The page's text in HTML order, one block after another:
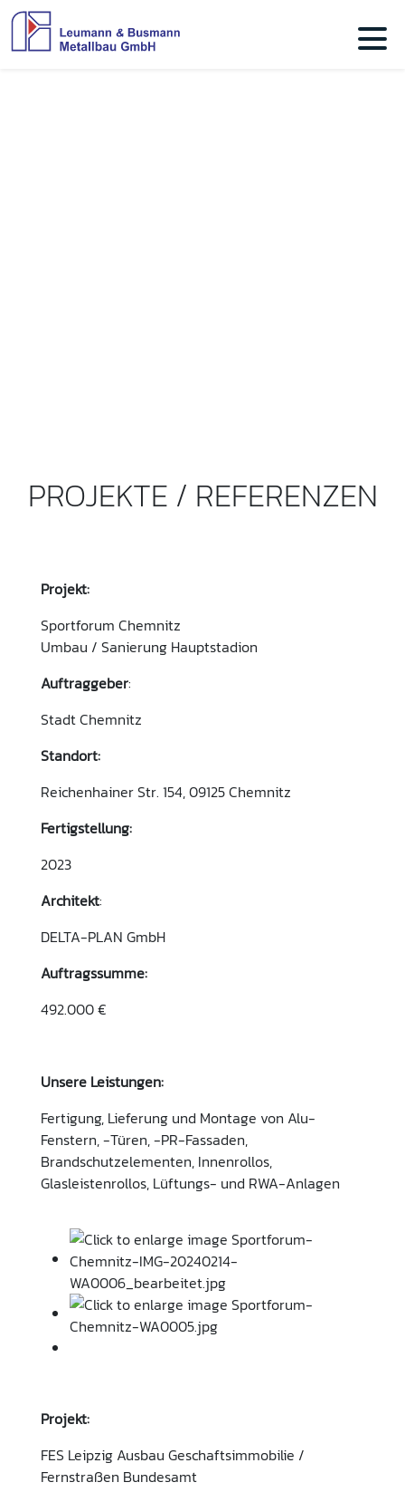
PROJEKTE / REFERENZEN
Projekt:
Sportforum Chemnitz
Umbau / Sanierung Hauptstadion
Auftraggeber:
Stadt Chemnitz
Standort:
Reichenhainer Str. 154, 09125 Chemnitz
Fertigstellung:
2023
Architekt:
DELTA-PLAN GmbH
Auftragssumme:
492.000 €
Unsere Leistungen:
Fertigung, Lieferung und Montage von Alu-
Fenstern, -Türen, -PR-Fassaden,
Brandschutzelementen, Innenrollos,
Glasleistenrollos, Lüftungs- und RWA-Anlagen
Projekt:
FES Leipzig Ausbau Geschaftsimmobilie /
Fernstraßen Bundesamt